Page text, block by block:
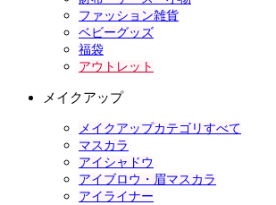
ファッション雑貨
ベビーグッズ
福袋
アウトレット
メイクアップ
メイクアップカテゴリすべて
マスカラ
アイシャドウ
アイブロウ・眉マスカラ
アイライナー